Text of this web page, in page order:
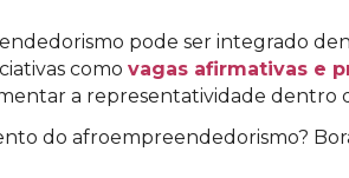
pode ser integrado
como vagas afirmativas e
a representatividade dentro
do afroempreendedorismo?